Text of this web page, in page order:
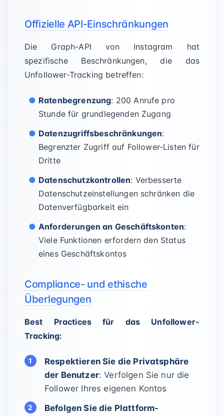
Offizielle API-Einschränkungen
Die Graph-API von Instagram hat
spezifische Beschränkungen, die das
Unfollower-Tracking betreffen:
Ratenbegrenzung: 200 Anrufe pro
Stunde für grundlegenden Zugang
Datenzugriffsbeschränkungen:
Begrenzter Zugriff auf Follower-Listen für
Dritte
Datenschutzkontrollen: Verbesserte
Datenschutzeinstellungen schränken die
Datenverfügbarkeit ein
Anforderungen an Geschäftskonten:
Viele Funktionen erfordern den Status
eines Geschäftskontos
Compliance- und ethische
Überlegungen
Best Practices für das Unfollower-
Tracking:
Respektieren Sie die Privatsphäre
der Benutzer: Verfolgen Sie nur die
Follower Ihres eigenen Kontos
Befolgen Sie die Plattform-